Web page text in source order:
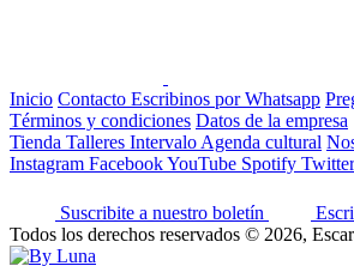
Inicio Contacto Escribinos por Whatsapp
Términos y condiciones Datos de la empresa
Tienda Talleres Intervalo Agenda cultural
Instagram FacebookYouTube Spotify Twitter
Suscribite a nuestro boletín
Todos los derechos reservados © 2026,